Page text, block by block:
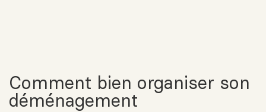
Comment bien organiser son
déménagement